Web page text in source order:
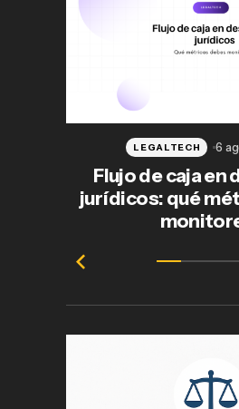
Flujo de caja en
jurídicos: qué
LEGALTECH 6